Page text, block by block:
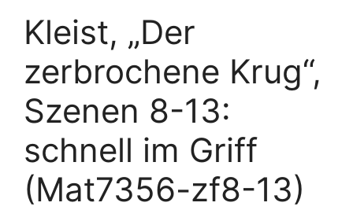
Kleist, „Der
zerbrochene Krug“,
Szenen 8-13:
schnell im Griff
(Mat7356-zf8-13)